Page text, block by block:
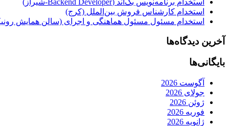
استخدام برنامه‌نویس بک‌اند (Backend Developer-شیراز)
استخدام کارشناس فروش بین‌الملل (کرج)
استخدام مسئول مسئول هماهنگی و اجرای (سالن همایش
آخرین دیدگاه‌ها
بایگانی‌ها
آگوست 2026
جولای 2026
ژوئن 2026
فوریه 2026
ژانویه 2026